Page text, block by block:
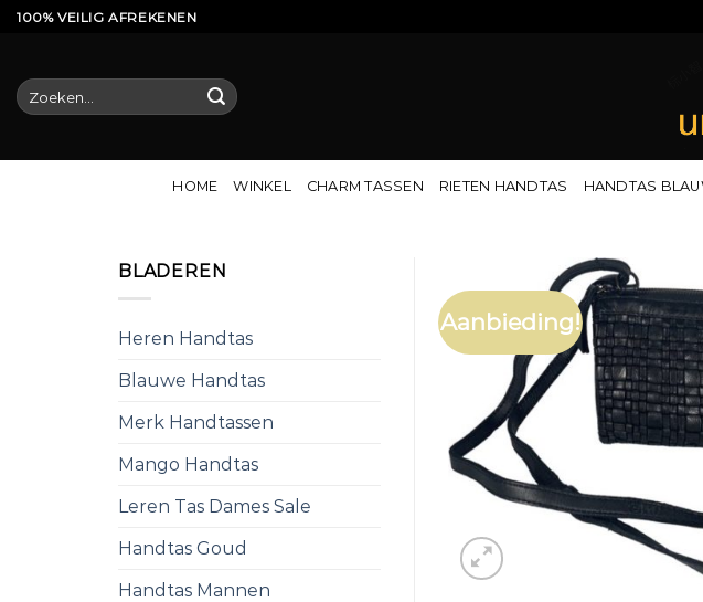
Ga100% VEILIG AFREKENEN
Zoeken
naar:
HOME WINKEL CHARM TASSEN RIETEN HANDTAS HANDTAS
BLADEREN
Heren Handtas
Blauwe Handtas
Merk Handtassen
Mango Handtas
Leren Tas Dames Sale
Handtas Goud
Handtas Mannen
Aanbieding!